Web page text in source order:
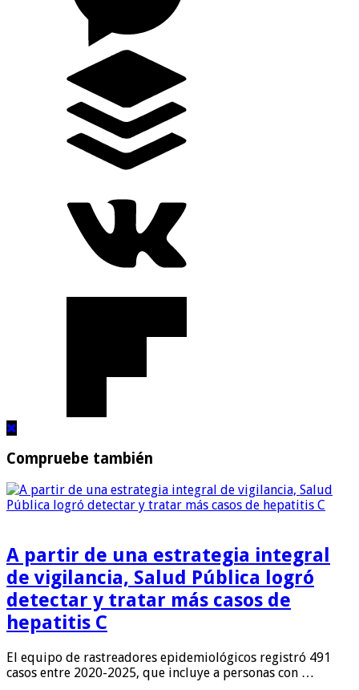
Compruebe también
A partir de una estrategia integral
de vigilancia, Salud Pública logró
detectar y tratar más casos de
hepatitis C
El equipo de rastreadores epidemiológicos registró 491
casos entre 2020-2025, que incluye a personas con …